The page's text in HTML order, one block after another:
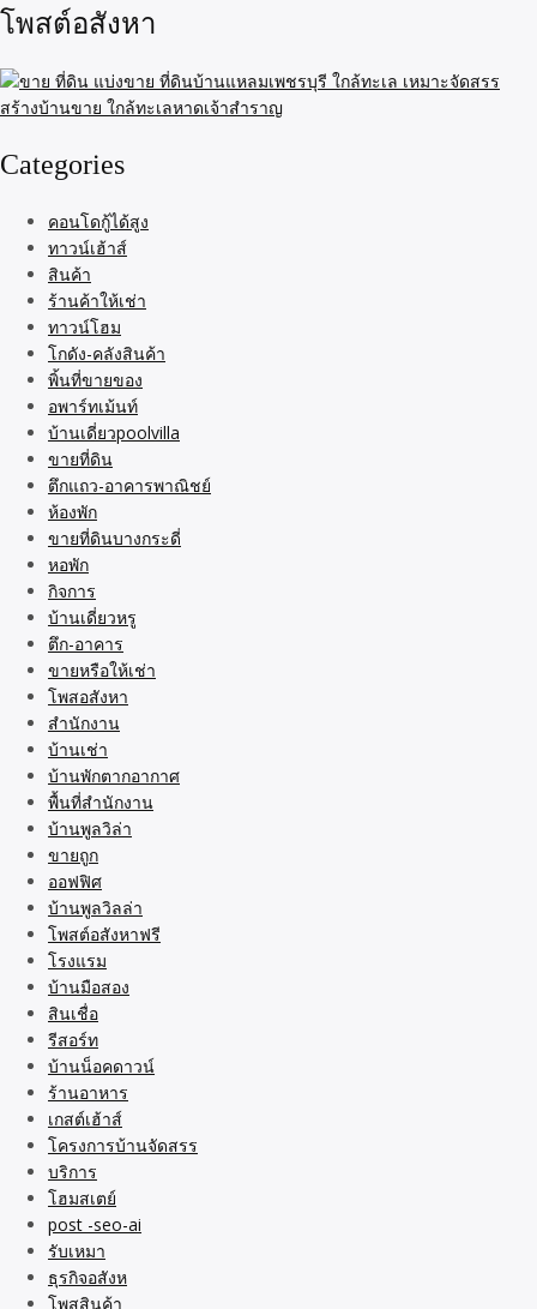
โพสต์อสังหา
Categories
คอนโดกู้ได้สูง
ทาวน์เฮ้าส์
สินค้า
ร้านค้าให้เช่า
ทาวน์โฮม
โกดัง-คลังสินค้า
พิ้นที่ขายของ
อพาร์ทเม้นท์
บ้านเดี่ยวpoolvilla
ขายที่ดิน
ตึกแถว-อาคารพาณิชย์
ห้องพัก
ขายที่ดินบางกระดี่
หอพัก
กิจการ
บ้านเดี่ยวหรู
ตึก-อาคาร
ขายหรือให้เช่า
โพสอสังหา
สำนักงาน
บ้านเช่า
บ้านพักตากอากาศ
พื้นที่สำนักงาน
บ้านพูลวิล่า
ขายถูก
ออฟฟิศ
บ้านพูลวิลล่า
โพสต์อสังหาฟรี
โรงแรม
บ้านมือสอง
สินเชื่อ
รีสอร์ท
บ้านน็อคดาวน์
ร้านอาหาร
เกสต์เฮ้าส์
โครงการบ้านจัดสรร
บริการ
โฮมสเตย์
post -seo-ai
รับเหมา
ธุรกิจอสังห
โพสสินค้า